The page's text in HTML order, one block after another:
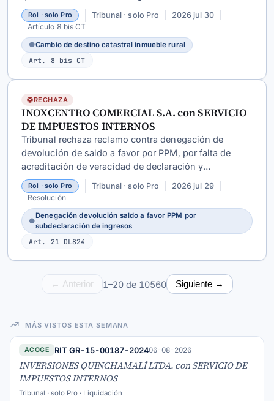
por falta de fundamentación, congruencia y
apreciación fundada de antecedentes, ordenando
nueva resolución del Director.
Rol · solo Pro Tribunal · solo Pro
2026 jul 30
Artículo 8 bis CT
●Cambio de destino catastral inmueble rural
Art. 8 bis CT
RECHAZA
INOXCENTRO COMERCIAL S.A. con SERVICIO
DE IMPUESTOS INTERNOS
Tribunal rechaza reclamo contra denegación de
devolución de saldo a favor por PPM, por falta de
acreditación de veracidad de declaración y
subdeclaración de ingresos detectada.
Rol · solo Pro Tribunal · solo Pro
2026 jul 29
Resolución
●
Denegación devolución saldo a favor PPM por
subdeclaración de ingresos
Art. 21 DL824
← Anterior 1–20 de 10560 Siguiente →
MÁS VISTOS ESTA SEMANA
ACOGE RIT GR-15-00187-202406-08-2026
INVERSIONES QUINCHAMALÍ LTDA. con SERVICIO DE
IMPUESTOS INTERNOS
Tribunal · solo Pro · Liquidación